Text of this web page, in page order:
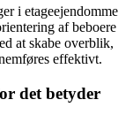
i etageejendomme
af beboere
at skabe overblik,
effektivt.
det betyder